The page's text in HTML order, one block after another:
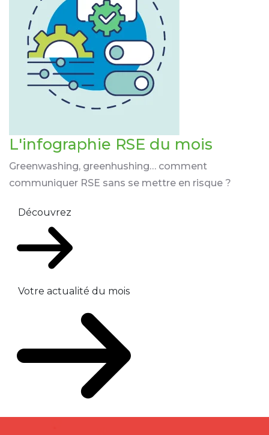
L'infographie RSE du mois
Greenwashing, greenhushing… comment
communiquer RSE sans se mettre en risque ?
Découvrez
Votre actualité du mois